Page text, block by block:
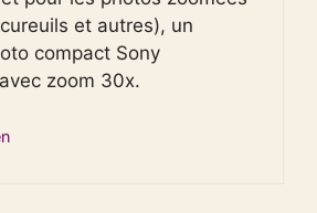
et autres), un
compact Sony
zoom 30x.